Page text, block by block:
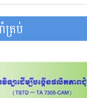
ត្រប់